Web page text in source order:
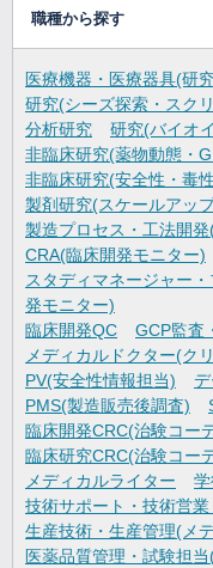
職種から探す
医療機器・医療器具(研
研究(シーズ探索・スク
分析研究
研究(バイオ
非臨床研究(薬物動態・
非臨床研究(安全性・毒
製剤研究(スケールアッ
製造プロセス・工法開
CRA(臨床開発モニター)
スタディマネージャー
発モニター)
臨床開発QC
GCP監査
メディカルドクター(ク
PV(安全性情報担当)
PMS(製造販売後調査)
臨床開発CRC(治験コー
臨床研究CRC(治験コー
メディカルライター
技術サポート・技術営
生産技術・生産管理(メ
医薬品質管理・試験担